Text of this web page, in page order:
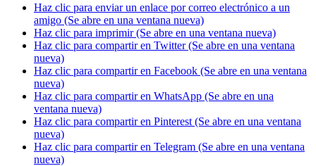
Haz clic para enviar un enlace por correo electrónico a un
amigo (Se abre en una ventana nueva)
Haz clic para imprimir (Se abre en una ventana nueva)
Haz clic para compartir en Twitter (Se abre en una ventana
nueva)
Haz clic para compartir en Facebook (Se abre en una ventana
nueva)
Haz clic para compartir en WhatsApp (Se abre en una
ventana nueva)
Haz clic para compartir en Pinterest (Se abre en una ventana
nueva)
Haz clic para compartir en Telegram (Se abre en una ventana
nueva)